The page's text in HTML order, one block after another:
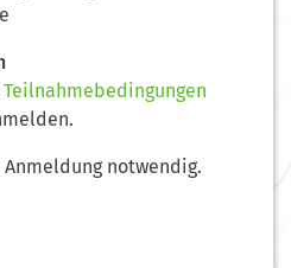
Teilnahmebedingungen
Anmeldung notwendig.